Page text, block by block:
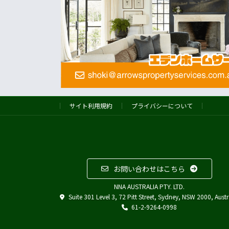
サイト利用規約 プライバシーについて
お問い合わせはこちら
NNA AUSTRALIA PTY. LTD.
Suite 301 Level 3, 72 Pitt Street, Sydney, NSW 2000,
61-2-9264-0998